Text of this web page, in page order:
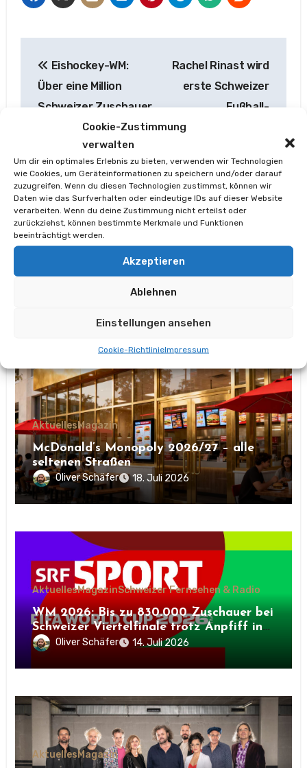
Cookie-Zustimmung
verwalten
Um dir ein optimales Erlebnis zu bieten, verwenden wir Technologien
wie Cookies, um Geräteinformationen zu speichern und/oder darauf
zuzugreifen. Wenn du diesen Technologien zustimmst, können wir
Daten wie das Surfverhalten oder eindeutige IDs auf dieser Website
verarbeiten. Wenn du deine Zustimmung nicht erteilst oder
zurückziehst, können bestimmte Merkmale und Funktionen
beeinträchtigt werden.
Akzeptieren
Ablehnen
Einstellungen ansehen
Cookie-RichtlinieImpressum
Eishockey-WM:
Über eine Million
Schweizer Zuschauer
fiebern im Finale
Rachel Rinast wird
erste Schweizer
Fußball-
Kommentatorin
VonOliver Schäfer
Ähnlicher Beitrag
AktuellesMagazin
McDonald’s Monopoly 2026/27 – alle
seltenen Straßen
Oliver Schäfer 18. Juli 2026
AktuellesMagazinSchweizer Fernsehen & Radio
WM 2026: Bis zu 830.000 Zuschauer bei
Schweizer Viertelfinale trotz Anpfiff in
der Nacht
Oliver Schäfer 14. Juli 2026
Aktuelles Magazin